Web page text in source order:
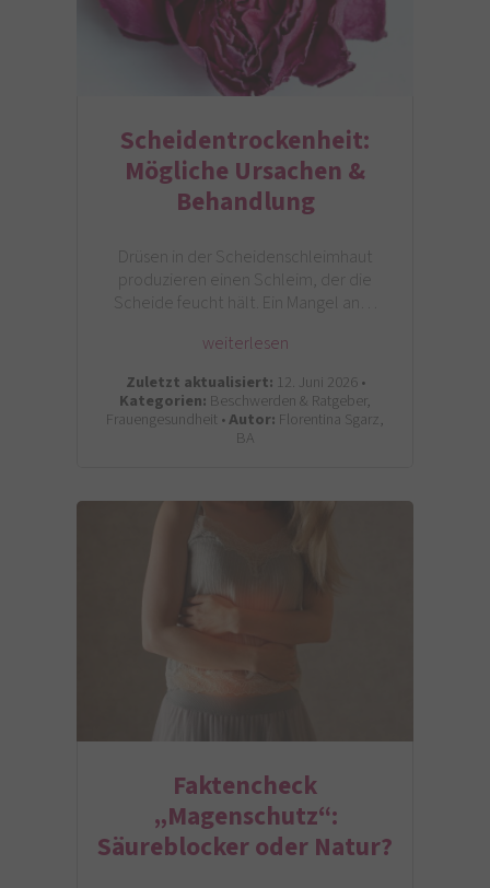
Scheidentrockenheit:
Mögliche Ursachen &
Behandlung
Drüsen in der Scheidenschleimhaut
produzieren einen Schleim, der die
Scheide feucht hält. Ein Mangel an…
weiterlesen
Zuletzt aktualisiert: 12. Juni 2026 •
Kategorien: Beschwerden & Ratgeber,
Frauengesundheit •Autor: Florentina Sgarz,
BA
Faktencheck
„Magenschutz“:
Säureblocker oder Natur?